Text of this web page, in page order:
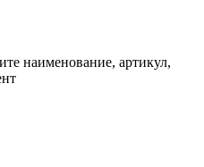
наименование, артикул,